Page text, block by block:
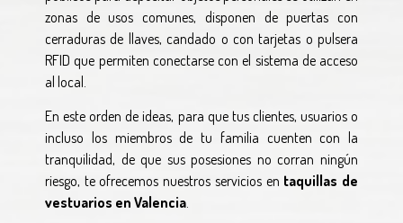
zonas de usos comunes, disponen de puertas con
cerraduras de llaves, candado o con tarjetas o pulsera
RFID que permiten conectarse con el sistema de acceso
al local.
En este orden de ideas, para que tus clientes, usuarios o
incluso los miembros de tu familia cuenten con la
tranquilidad, de que sus posesiones no corran ningún
riesgo, te ofrecemos nuestros servicios en taquillas de
vestuarios en Valencia.